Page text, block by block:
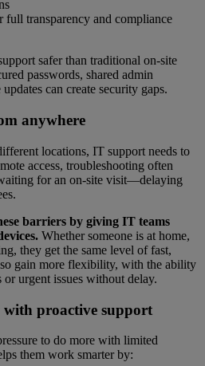
full transparency and compliance
safer than traditional on-site
passwords, shared admin
can create security gaps.
anywhere
locations, IT support needs to
access, troubleshooting often
for an on-site visit—delaying
barriers by giving IT teams
Whether someone is at home,
they get the same level of fast,
gain more flexibility, with the ability
or urgent issues without delay.
with proactive support
to do more with limited
them work smarter by: